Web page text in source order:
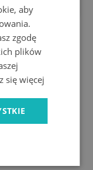
aby
zgodę
plików
się więcej